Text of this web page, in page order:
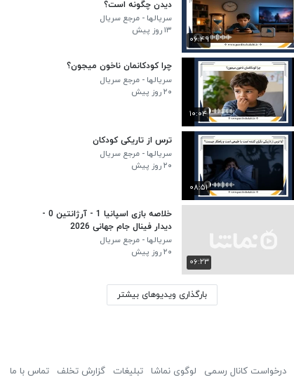
۰۶:۴۹
دیدن چگونه است؟
سریالها - مرجع سریال
۱۳ روز پیش
۱۰:۰۴
چرا کودکانمان ناخون میجون؟
سریالها - مرجع سریال
۲۰ روز پیش
۰۸:۵۱
ترس از تاریکی کودکان
سریالها - مرجع سریال
۲۰ روز پیش
۰۶:۲۳
خلاصه بازی اسپانیا 1 - آرژانتین 0 -
دیدار فینال جام جهانی 2026
سریالها - مرجع سریال
۲۰ روز پیش
بارگذاری ویدیوهای بیشتر
درخواست کانال رسمی لوگوی نماشا تبلیغات گزارش تخلف تماس با ما